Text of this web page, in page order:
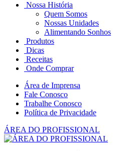
Nossa História
Quem Somos
Nossas Unidades
Alimentando Sonhos
Produtos
Dicas
Receitas
Onde Comprar
Área de Imprensa
Fale Conosco
Trabalhe Conosco
Política de Privacidade
ÁREA DO PROFISSIONAL